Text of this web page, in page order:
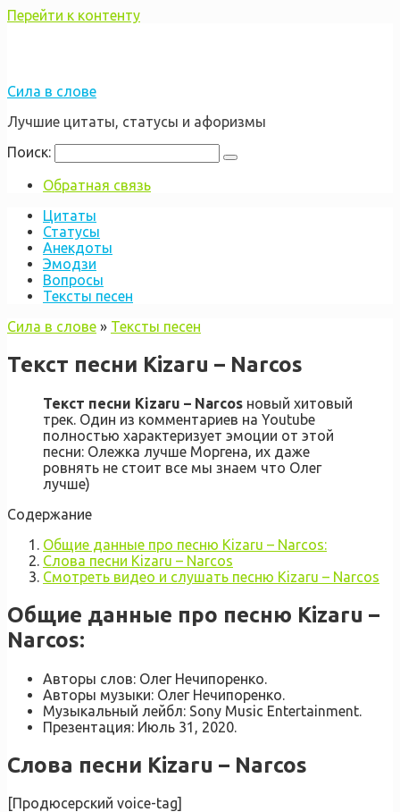
Перейти к контенту
Сила в слове
Лучшие цитаты, статусы и афоризмы
Поиск:
Обратная связь
Цитаты
Статусы
Анекдоты
Эмодзи
Вопросы
Тексты песен
Сила в слове » Тексты песен
Текст песни Kizaru – Narcos
Текст песни Kizaru – Narcos новый хитовый
трек. Один из комментариев на Youtube
полностью характеризует эмоции от этой
песни: Олежка лучше Моргена, их даже
ровнять не стоит все мы знаем что Олег
лучше)
Содержание
Общие данные про песню Kizaru – Narcos:
Слова песни Kizaru – Narcos
Смотреть видео и слушать песню Kizaru – Narcos
Общие данные про песню Kizaru –
Narcos:
Авторы слов: Олег Нечипоренко.
Авторы музыки: Олег Нечипоренко.
Музыкальный лейбл: Sony Music Entertainment.
Презентация: Июль 31, 2020.
Слова песни Kizaru – Narcos
[Продюсерский voice-tag]